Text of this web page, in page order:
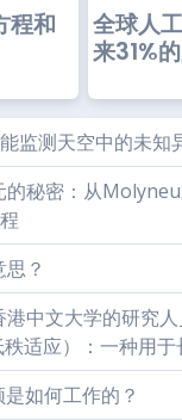
程和
全球人
来31%
监测天空中的未知
的秘密：从
？
中文大学的研究
适应）：一种用于
如何工作的？